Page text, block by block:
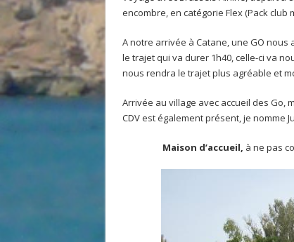
encombre, en catégorie Flex (Pack club
A notre arrivée à Catane, une GO
le trajet qui va durer 1h40, celle-ci va
nous rendra le trajet plus agréable et
Arrivée au village avec accueil des
CDV est également présent, je nomme
Maison d’accueil, à ne pas